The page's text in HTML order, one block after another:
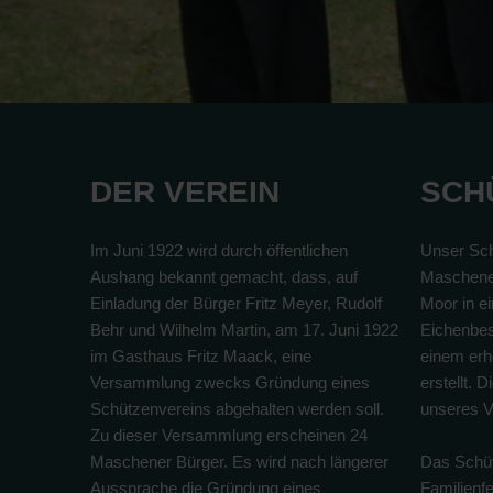
DER VEREIN
Im Juni 1922 wird durch öffentlichen
Aushang bekannt gemacht, dass, auf
Einladung der Bürger Fritz Meyer, Rudolf
Behr und Wilhelm Martin, am 17. Juni 1922
im Gasthaus Fritz Maack, eine
Versammlung zwecks Gründung eines
Schützenvereins abgehalten werden soll.
Zu dieser Versammlung erscheinen 24
Maschener Bürger. Es wird nach längerer
Aussprache die Gründung eines
Unser
Moor in
einem
erstellt.
unseres
Das